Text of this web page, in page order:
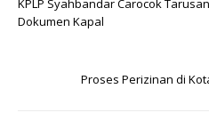
KPLP Syahbandar Carocok
Dokumen Kapal
Proses Perizinan di